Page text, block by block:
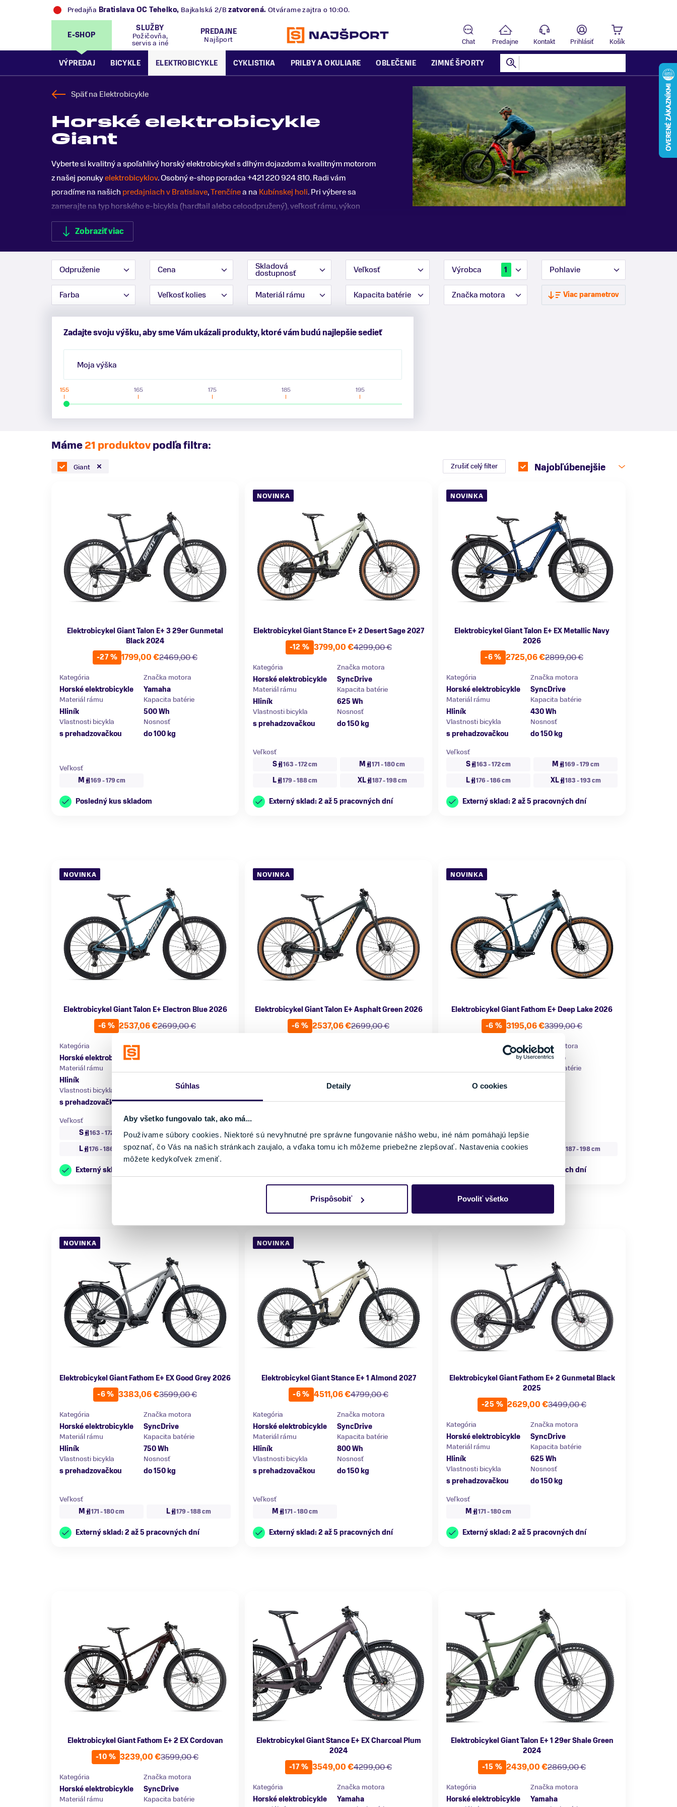
Súhlas Detaily O cookies
Aby všetko fungovalo tak, ako má...
Používame súbory cookies. Niektoré sú nevyhnutné pre správne fungovanie nášho webu, iné nám pomáhajú lepšie
spoznať, čo Vás na našich stránkach zaujalo, a vďaka tomu ich môžeme priebežne zlepšovať. Nastavenia cookies
môžete kedykoľvek zmeniť.
Prispôsobiť Povoliť všetko
Predajňa Bratislava OC Tehelko, Bajkalská 2/B zatvorená. Otvárame zajtra o 10:00.
E-SHOP
SLUŽBY
Požičovňa,
servis a iné
PREDAJNE
Najšport
Chat Predajne Kontakt Prihlásiť Košík
VÝPREDAJ BICYKLE ELEKTROBICYKLE CYKLISTIKA PRILBY A OKULIARE OBLEČENIE ZIMNÉ ŠPORTY
Späť na Elektrobicykle
Horské elektrobicykle
Giant
Vyberte si kvalitný a spoľahlivý horský elektrobicykel s dlhým dojazdom a kvalitným motorom
z našej ponukyelektrobicyklov. Osobný e-shop poradca +421 220 924 810. Radi vám
poradíme na našich predajniach v Bratislave,Trenčínea na Kubínskej holi. Pri výbere sa
zamerajte na typ horského e-bicykla (hardtail alebo celoodpružený), veľkosť rámu, výkon
motora, batérie, materiál, komponenty a finančný rozpočet.
Zobraziť viac
Zobraziť menej
Odpruženie Cena Skladová
dostupnosť Veľkosť Výrobca 1 Pohlavie
Farba Veľkosť kolies Materiál rámu Kapacita batérie Značka motora Viac parametrov
Zadajte svoju výšku, aby sme Vám ukázali produkty, ktoré vám budú najlepšie sedieť
Moja výška
155 165 175 185 195
Máme21 produktovpodľa filtra:
Giant Zrušiť celý filter Najobľúbenejšie
Elektrobicykel Giant Talon E+ 3 29er Gunmetal
Black 2024
-27 %
2469,00 €
1799,00 €
Kategória
Horské elektrobicykle
Značka motora
Yamaha
Materiál rámu
Hliník
Kapacita batérie
500 Wh
Vlastnosti bicykla
s prehadzovačkou
Nosnosť
do 100 kg
Veľkosť
M
169 - 179 cm
Posledný kus skladom
NOVINKA
Elektrobicykel Giant Stance E+ 2 Desert Sage 2027
-12 %
4299,00 €
3799,00 €
Kategória
Horské elektrobicykle
Značka motora
SyncDrive
Materiál rámu
Hliník
Kapacita batérie
625 Wh
Vlastnosti bicykla
s prehadzovačkou
Nosnosť
do 150 kg
Veľkosť
S
163 - 172 cm M 171 - 180 cm
L 179 - 188 cm XL 187 - 198 cm
Externý sklad: 2 až 5 pracovných dní
NOVINKA
Elektrobicykel Giant Talon E+ EX Metallic Navy
2026
-6 %
2899,00 €
2725,06 €
Kategória
Horské elektrobicykle
Značka motora
SyncDrive
Materiál rámu
Hliník
Kapacita batérie
430 Wh
Vlastnosti bicykla
s prehadzovačkou
Nosnosť
do 150 kg
Veľkosť
S
163 - 172 cm M 169 - 179 cm
L 176 - 186 cm XL 183 - 193 cm
Externý sklad: 2 až 5 pracovných dní
NOVINKA
Elektrobicykel Giant Talon E+ Electron Blue 2026
-6 %
2699,00 €
2537,06 €
Kategória
Horské elektrobicykle
Materiál rámu
Hliník
Vlastnosti bicykla
s prehadzovačkou
do 150 kg
Veľkosť
S
163 - 172 cm M 169 - 179 cm
L 176 - 186 cm XL 183 - 193 cm
Externý sklad: 2 až 5 pracovných dní
NOVINKA
Elektrobicykel Giant Talon E+ Asphalt Green 2026
-6 %
2699,00 €
2537,06 €
s prehadzovačkou
Nosnosť
do 150 kg
M
169 - 179 cm L 176 - 186 cm
XL 183 - 193 cm
NOVINKA
Elektrobicykel Giant Fathom E+ Deep Lake 2026
-6 %
3399,00 €
3195,06 €
Horské elektrobicykle
Značka motora
SyncDrive
Kapacita batérie
Vlastnosti bicykla
s prehadzovačkou
do 150 kg
Veľkosť
M
171 - 180 cm 187 - 198 cm
Externý sklad: 2 až 5 pracovných dní
NOVINKA
Elektrobicykel Giant Fathom E+ EX Good Grey 2026
-6 %
3599,00 €
3383,06 €
Kategória
Horské elektrobicykle
Značka motora
SyncDrive
Materiál rámu
Hliník
Kapacita batérie
750 Wh
Vlastnosti bicykla
s prehadzovačkou
Nosnosť
do 150 kg
Veľkosť
M
171 - 180 cm L 179 - 188 cm
Externý sklad: 2 až 5 pracovných dní
NOVINKA
Elektrobicykel Giant Stance E+ 1 Almond 2027
-6 %
4799,00 €
4511,06 €
Kategória
Horské elektrobicykle
Značka motora
SyncDrive
Materiál rámu
Hliník
Kapacita batérie
800 Wh
Vlastnosti bicykla
s prehadzovačkou
Nosnosť
do 150 kg
Veľkosť
M
171 - 180 cm
Externý sklad: 2 až 5 pracovných dní
Elektrobicykel Giant Fathom E+ 2 Gunmetal Black
2025
-25 %
3499,00 €
2629,00 €
Kategória
Horské elektrobicykle
Značka motora
SyncDrive
Materiál rámu
Hliník
Kapacita batérie
625 Wh
Vlastnosti bicykla
s prehadzovačkou
Nosnosť
do 150 kg
Veľkosť
M
171 - 180 cm
Externý sklad: 2 až 5 pracovných dní
Elektrobicykel Giant Fathom E+ 2 EX Cordovan
-10 %
3599,00 €
3239,00 €
Kategória
Horské elektrobicykle
Značka motora
SyncDrive
Materiál rámu
Kapacita batérie
Elektrobicykel Giant Stance E+ EX Charcoal Plum
2024
-17 %
4299,00 €
3549,00 €
Kategória
Horské elektrobicykle
Značka motora
Yamaha
Elektrobicykel Giant Talon E+ 1 29er Shale Green
2024
-15 %
2869,00 €
2439,00 €
Kategória
Horské elektrobicykle
Značka motora
Yamaha